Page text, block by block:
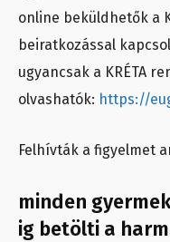
online beküldhetők a
beiratkozással
ugyancsak a KRÉTA
olvashatók: https://
Felhívták a figyelmet
minden
ig betölti a